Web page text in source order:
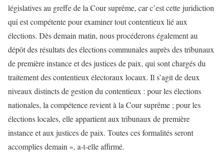
législatives au greffe de la Cour suprême, car c’est cette juridiction
qui est compétente pour examiner tout contentieux lié aux
élections. Dès demain matin, nous procéderons également au
dépôt des résultats des élections communales auprès des tribunaux
de première instance et des justices de paix, qui sont chargés du
traitement des contentieux électoraux locaux. Il s’agit de deux
niveaux distincts de gestion du contentieux : pour les élections
nationales, la compétence revient à la Cour suprême ; pour les
élections locales, elle appartient aux tribunaux de première
instance et aux justices de paix. Toutes ces formalités seront
accomplies demain », a-t-elle affirmé.